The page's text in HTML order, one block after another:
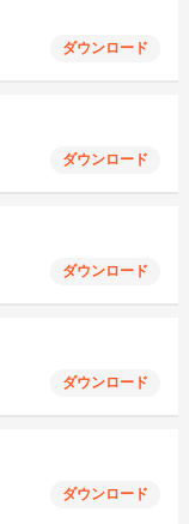
ダウンロード
ダウンロード
ダウンロード
ダウンロード
ダウンロード